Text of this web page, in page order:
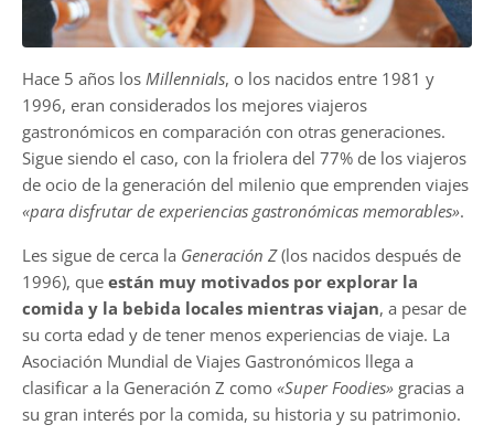
Hace 5 años los Millennials, o los nacidos entre 1981 y
1996, eran considerados los mejores viajeros
gastronómicos en comparación con otras generaciones.
Sigue siendo el caso, con la friolera del 77% de los viajeros
de ocio de la generación del milenio que emprenden viajes
«para disfrutar de experiencias gastronómicas memorables».
Les sigue de cerca la Generación Z(los nacidos después de
1996), que están muy motivados por explorar la
comida y la bebida locales mientras viajan, a pesar de
su corta edad y de tener menos experiencias de viaje. La
Asociación Mundial de Viajes Gastronómicos llega a
clasificar a la Generación Z como «Super Foodies» gracias a
su gran interés por la comida, su historia y su patrimonio.